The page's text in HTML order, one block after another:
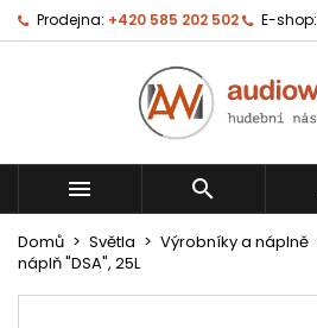
Prodejna: +420 585 202 502 E-shop:
 
Domů Světla Výrobníky a náplně
náplň "DSA", 25L